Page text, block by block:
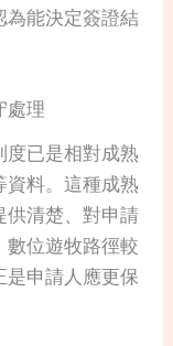
為能決定簽證結
處理
度已是相對成熟
資料。這種成熟
供清楚、對申請
數位遊牧路徑較
是申請人應更保